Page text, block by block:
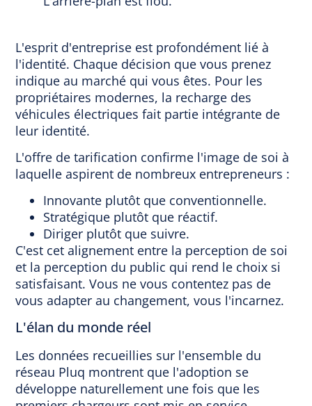
L'esprit d'entreprise est profondément lié à
l'identité. Chaque décision que vous prenez
indique au marché qui vous êtes. Pour les
propriétaires modernes, la recharge des
véhicules électriques fait partie intégrante de
leur identité.
L'offre de tarification confirme l'image de soi à
laquelle aspirent de nombreux entrepreneurs :
Innovante plutôt que conventionnelle.
Stratégique plutôt que réactif.
Diriger plutôt que suivre.
C'est cet alignement entre la perception de soi
et la perception du public qui rend le choix si
satisfaisant. Vous ne vous contentez pas de
vous adapter au changement, vous l'incarnez.
L'élan du monde réel
Les données recueillies sur l'ensemble du
réseau Pluq montrent que l'adoption se
développe naturellement une fois que les